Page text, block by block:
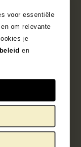
voor essentiële
om relevante
je
en